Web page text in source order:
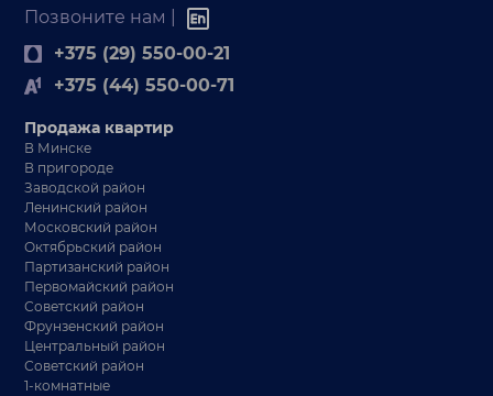
Позвоните нам |
+375 (29) 550-00-21
+375 (44) 550-00-71
Продажа квартир
В Минске
В пригороде
Заводской район
Ленинский район
Московский район
Октябрьский район
Партизанский район
Первомайский район
Советский район
Фрунзенский район
Центральный район
Советский район
1-комнатные